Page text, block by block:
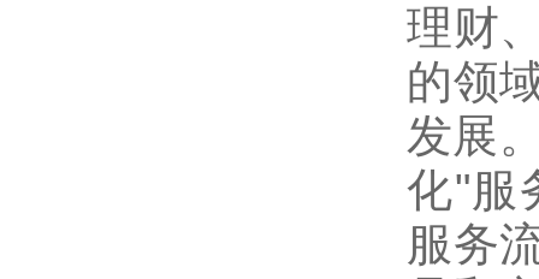
理财
的领
发展
化"服
服务